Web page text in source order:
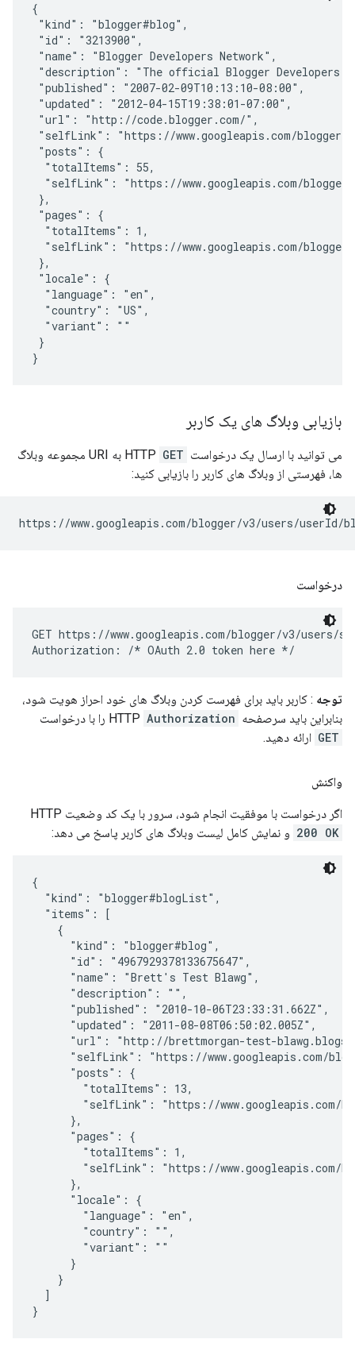
{
"kind": "blogger#blog",
"id": "3213900",
"name": "Blogger Developers Network",
"description": "The official Blogger Developers
"published": "2007-02-09T10:13:10-08:00",
"updated": "2012-04-15T19:38:01-07:00",
"url": "http://code.blogger.com/",
"selfLink": "https://www.googleapis.com/blogger/
"posts": {
  "totalItems": 55,
"selfLink": "https://www.googleapis.com/
},
"pages": {
  "totalItems": 1,
"selfLink": "https://www.googleapis.com/
},
"locale": {
  "language": "en",
  "country": "US",
  "variant": ""
}
بازیابی وبلاگ های یک کاربر
می توانید با ارسال یک درخواست HTTP GET
به URI مجموعه وبلاگ
ها، فهرستی از وبلاگ های کاربر را بازیابی کنید:
https://www.googleapis.com/blogger/v3/users/userId
درخواست
GET https://www.googleapis.com/blogger/v3/users/
Authorization:
/* OAuth 2.0 token here */
توجه : کاربر باید برای فهرست کردن وبلاگ های خود احراز هویت شود،
بنابراین باید سرصفحه HTTP Authorization
را با درخواست
GET ارائه دهید.
واکنش
اگر درخواست با موفقیت انجام شود، سرور با یک کد وضعیت HTTP
200 OK و نمایش کامل لیست وبلاگ های کاربر پاسخ می دهد:
{
  "kind": "blogger#blogList",
  "items": [
    {
      "kind": "blogger#blog",
      "id": "4967929378133675647",
      "name": "Brett's Test Blawg",
      "description": "",
      "published": "2010-10-06T23:33:31.662Z",
      "updated": "2011-08-08T06:50:02.005Z",
"url": "http://brettmorgan-test-
"selfLink": "https://www.googleapis.com/
      "posts": {
        "totalItems": 13,
"selfLink": "https://www.googleapis.com/
      },
      "pages": {
        "totalItems": 1,
"selfLink": "https://www.googleapis.com/
      },
      "locale": {
        "language": "en",
        "country": "",
        "variant": ""
      }
    }
  ]